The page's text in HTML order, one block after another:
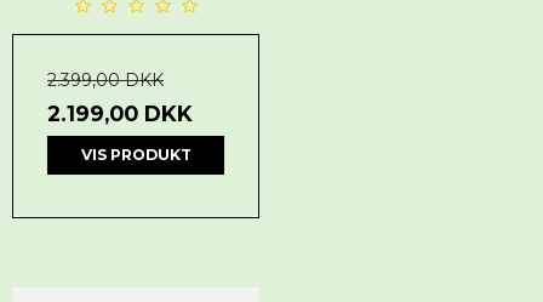
2.399,00 DKK
2.199,00 DKK
VIS PRODUKT